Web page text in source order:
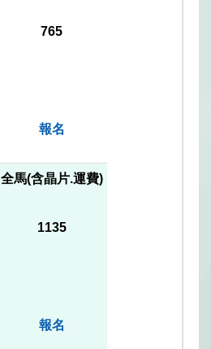
765
報名
全馬(含晶片.運費)
1135
報名